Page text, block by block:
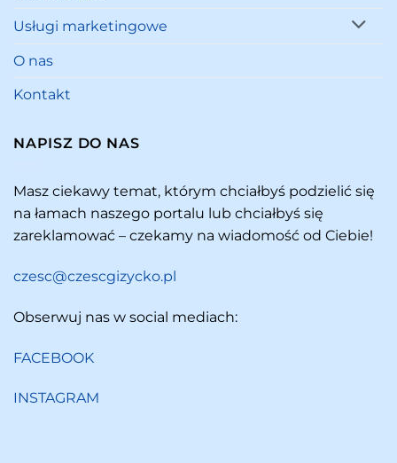
Usługi marketingowe
O nas
Kontakt
NAPISZ DO NAS
Masz ciekawy temat, którym chciałbyś podzielić się
na łamach naszego portalu lub chciałbyś się
zareklamować – czekamy na wiadomość od Ciebie!
czesc@czescgizycko.pl
Obserwuj nas w social mediach:
FACEBOOK
INSTAGRAM